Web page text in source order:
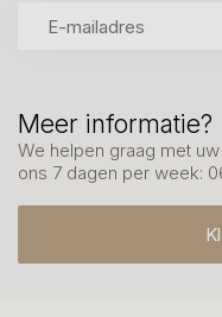
Meer informatie?
We helpen graag met
ons 7 dagen per week: